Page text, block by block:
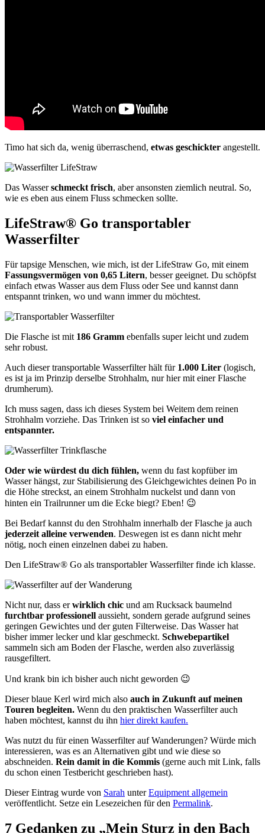
Timo hat sich da, wenig überraschend, etwas geschickter angestellt.
Das Wasserschmeckt frisch, aber ansonsten ziemlich neutral. So,
wie es eben aus einem Fluss schmecken sollte.
LifeStraw® Go transportabler
Wasserfilter
Für tapsige Menschen, wie mich, ist der LifeStraw Go, mit einem
Fassungsvermögen von 0,65 Litern, besser geeignet. Du schöpfst
einfach etwas Wasser aus dem Fluss oder See und kannst dann
entspannt trinken, wo und wann immer du möchtest.
Die Flasche ist mit 186 Gramm ebenfalls super leicht und zudem
sehr robust.
Auch dieser transportable Wasserfilter hält für 1.000 Liter (logisch,
es ist ja im Prinzip derselbe Strohhalm, nur hier mit einer Flasche
drumherum).
Ich muss sagen, dass ich dieses System bei Weitem dem reinen
Strohhalm vorziehe. Das Trinken ist so viel einfacher und
entspannter.
Oder wie würdest du dich fühlen, wenn du fast kopfüber im
Wasser hängst, zur Stabilisierung des Gleichgewichtes deinen Po in
die Höhe streckst, an einem Strohhalm nuckelst und dann von
hinten ein Trailrunner um die Ecke biegt? Eben! 😉
Bei Bedarf kannst du den Strohhalm innerhalb der Flasche ja auch
jederzeit alleine verwenden. Deswegen ist es dann nicht mehr
nötig, noch einen einzelnen dabei zu haben.
Den LifeStraw® Go als transportabler Wasserfilter finde ich klasse.
Nicht nur, dass erwirklich chic und am Rucksack baumelnd
furchtbar professionell aussieht, sondern gerade aufgrund seines
geringen Gewichtes und der guten Filterweise. Das Wasser hat
bisher immer lecker und klar geschmeckt. Schwebepartikel
sammeln sich am Boden der Flasche, werden also zuverlässig
rausgefiltert.
Und krank bin ich bisher auch nicht geworden 😉
Dieser blaue Kerl wird mich also auch in Zukunft auf meinen
Touren begleiten. Wenn du den praktischen Wasserfilter auch
haben möchtest, kannst du ihn hier direkt kaufen.
Was nutzt du für einen Wasserfilter auf Wanderungen? Würde mich
interessieren, was es an Alternativen gibt und wie diese so
abschneiden. Rein damit in die Kommis (gerne auch mit Link, falls
du schon einen Testbericht geschrieben hast).
Dieser Eintrag wurde von Sarah unterEquipment allgemein
veröffentlicht. Setze ein Lesezeichen für den Permalink.
7 Gedanken zu „Mein Sturz in den Bach